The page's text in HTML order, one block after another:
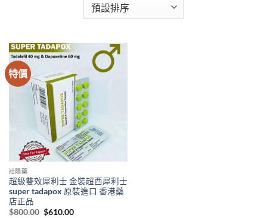
特價
壯陽藥
超級雙效犀利士 金裝超西犀利士
super tadapox 原裝進口 香港藥
店正品
$800.00 Original
$610.00Current